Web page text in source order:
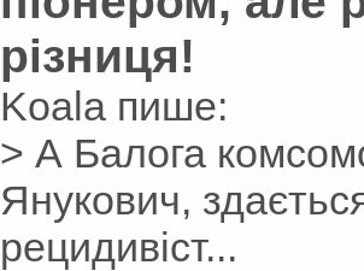
різниця!
Koala пише:
> А Балога
Янукович,
рецидивіст...